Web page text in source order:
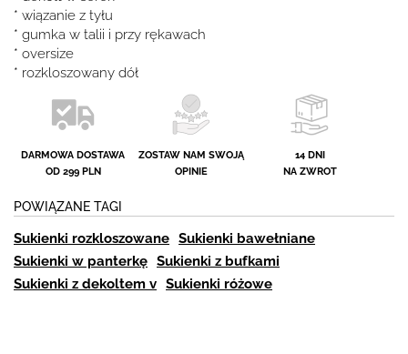
* wiązanie z tyłu
* gumka w talii i przy rękawach
* oversize
* rozkloszowany dół
DARMOWA DOSTAWA
OD 299 PLN
ZOSTAW NAM SWOJĄ
OPINIE
14 DNI
NA ZWROT
POWIĄZANE TAGI
Sukienki rozkloszowane Sukienki bawełniane
Sukienki w panterkę Sukienki z bufkami
Sukienki z dekoltem v Sukienki różowe